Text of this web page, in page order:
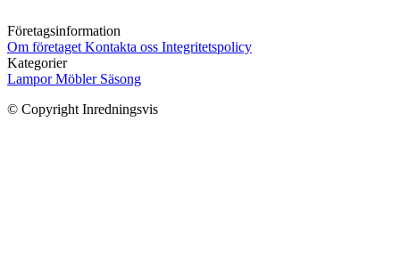
Företagsinformation
Om företaget Kontakta oss Integritetspolicy
Kategorier
LamporMöbler Säsong
© Copyright Inredningsvis